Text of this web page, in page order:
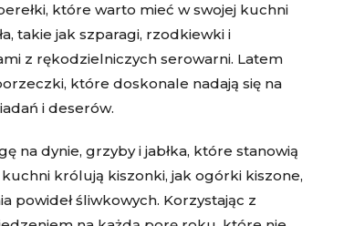
które warto mieć w swojej kuchni
takie jak szparagi, rzodkiewki i
z rękodzielniczych serowarni. Latem
które doskonale nadają się na
i deserów.
na dynie, grzyby i jabłka, które stanowią
królują kiszonki, jak ogórki kiszone,
powideł śliwkowych. Korzystając z